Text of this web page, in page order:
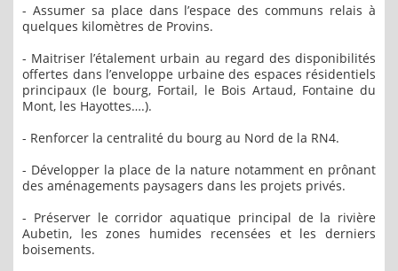
- Assumer sa place dans l’espace des communs relais à
quelques kilomètres de Provins.
- Maitriser l’étalement urbain au regard des disponibilités
offertes dans l’enveloppe urbaine des espaces résidentiels
principaux (le bourg, Fortail, le Bois Artaud, Fontaine du
Mont, les Hayottes….).
- Renforcer la centralité du bourg au Nord de la RN4.
- Développer la place de la nature notamment en prônant
des aménagements paysagers dans les projets privés.
- Préserver le corridor aquatique principal de la rivière
Aubetin, les zones humides recensées et les derniers
boisements.